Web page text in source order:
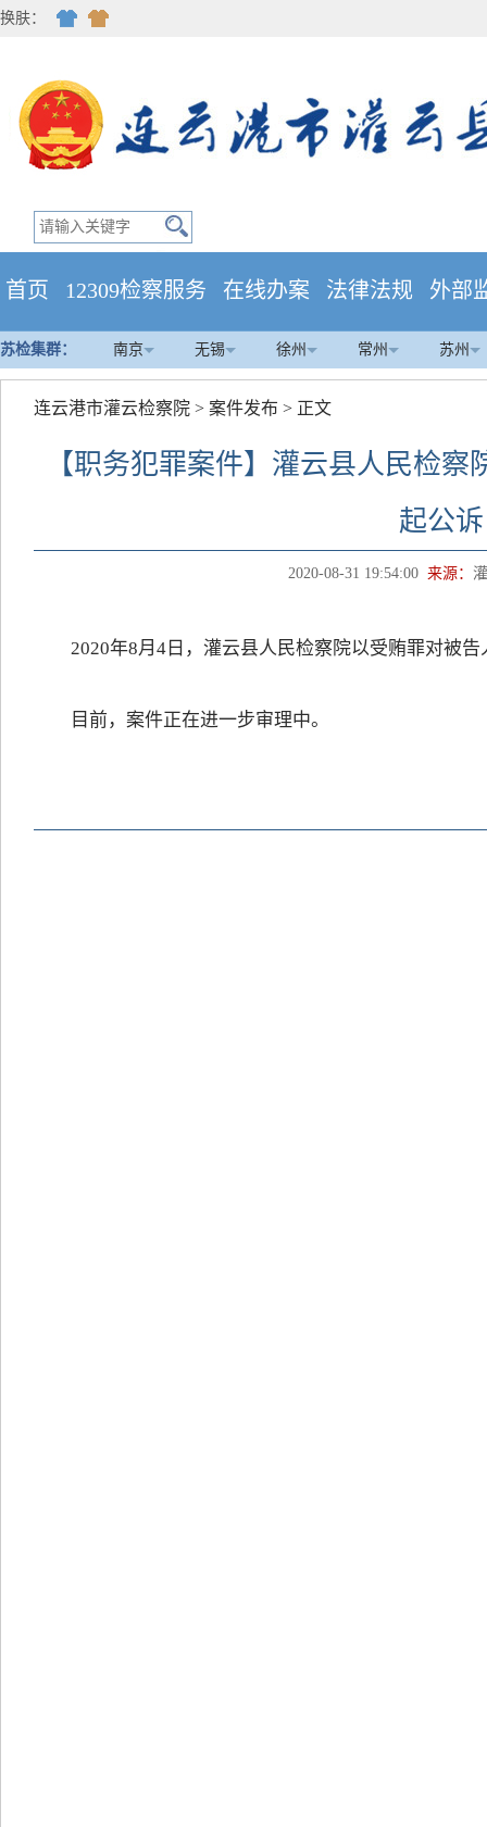
换肤：
首页 12309检察服务 在线办案 法律法规 外部
苏检集群： 南京 无锡 徐州 常州 苏州
连云港市灌云检察院 > 案件发布 > 正文
【职务犯罪案件】灌云县人民检
起公诉
2020-08-31 19:54:00 来源：
2020年8月4日，灌云县人民检察院以受贿罪对被
目前，案件正在进一步审理中。